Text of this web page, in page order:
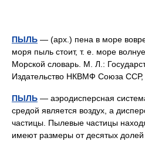
ПЫЛЬ — (арх.) пена в море
моря пыль стоит, т. е. море
Морской словарь. М. Л.:
Издательство НКВМФ Союза
ПЫЛЬ — аэродисперсная
средой является воздух, а
частицы. Пылевые частицы
имеют размеры от десятых